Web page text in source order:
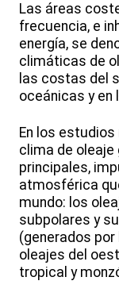
Las áreas
frecuencia, e
energía, se
climáticas de
las costas del
oceánicas y en
En los
clima de
principales,
atmosférica
mundo: los
subpolares y
(generados
oleajes del
tropical y